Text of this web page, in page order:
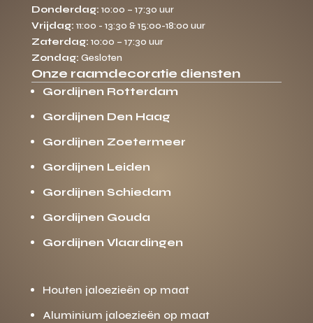
Donderdag: 10:00 – 17:30 uur
Vrijdag: 11:00 - 13:30 & 15:00-18:00 uur
Zaterdag: 10:00 – 17:30 uur
Zondag: Gesloten
Onze raamdecoratie diensten
Gordijnen Rotterdam
Gordijnen Den Haag
Gordijnen Zoetermeer
Gordijnen Leiden
Gordijnen Schiedam
Gordijnen Gouda
Gordijnen Vlaardingen
Houten jaloezieën op maat
Aluminium jaloezieën op maat